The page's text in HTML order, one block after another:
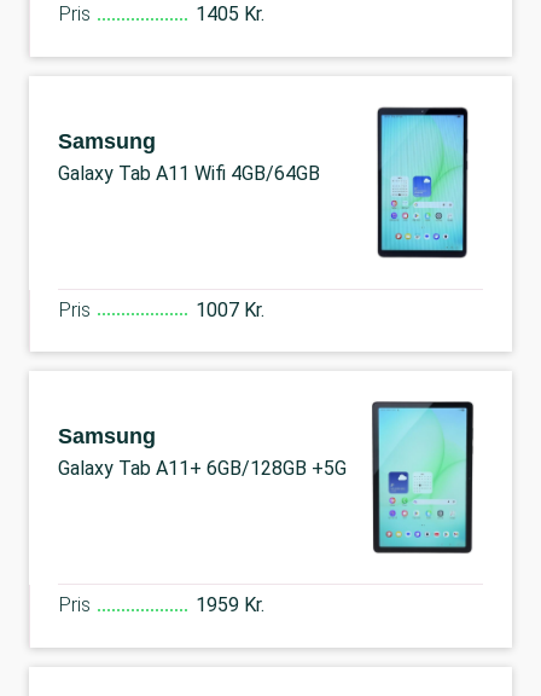
Pris 1405 Kr.
Samsung
Galaxy Tab A11 Wifi 4GB/64GB
Pris 1007 Kr.
Samsung
Galaxy Tab A11+ 6GB/128GB +5G
Pris 1959 Kr.